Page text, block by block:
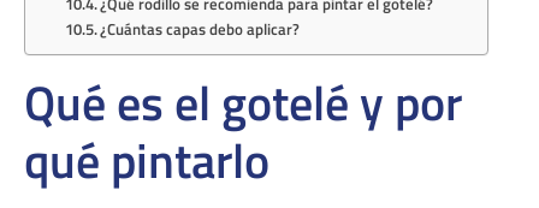
¿Cuántas capas debo aplicar?
Qué es el gotelé y por
qué pintarlo